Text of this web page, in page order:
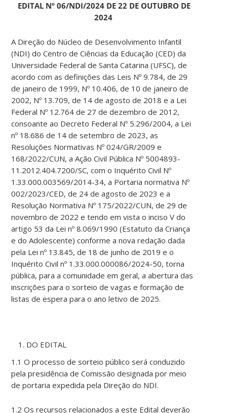
EDITAL Nº 06/NDI/2024 DE 22 DE OUTUBRO DE
2024
A Direção do Núcleo de Desenvolvimento Infantil
(NDI) do Centro de Ciências da Educação (CED) da
Universidade Federal de Santa Catarina (UFSC), de
acordo com as definições das Leis Nº 9.784, de 29
de janeiro de 1999, Nº 10.406, de 10 de janeiro de
2002, Nº 13.709, de 14 de agosto de 2018 e a Lei
Federal Nº 12.764 de 27 de dezembro de 2012,
consoante ao Decreto Federal Nº 5.296/2004, a Lei
nº 18.686 de 14 de setembro de 2023, as
Resoluções Normativas Nº 024/GR/2009 e
168/2022/CUN, a Ação Civil Pública Nº 5004893-
11.2012.404.7200/SC, com o Inquérito Civil Nº
1.33.000.003569/2014-34, a Portaria normativa Nº
002/2023/CED, de 24 de agosto de 2023 e a
Resolução Normativa Nº 175/2022/CUN, de 29 de
novembro de 2022 e tendo em vista o inciso V do
artigo 53 da Lei nº 8.069/1990 (Estatuto da Criança
e do Adolescente) conforme a nova redação dada
pela Lei nº 13.845, de 18 de junho de 2019 e o
Inquérito Civil nº 1.33.000.000086/2024-50, torna
pública, para a comunidade em geral, a abertura das
inscrições para o sorteio de vagas e formação de
listas de espera para o ano letivo de 2025.
DO EDITAL
1.1 O processo de sorteio público será conduzido
pela presidência de Comissão designada por meio
de portaria expedida pela Direção do NDI.
1.2 Os recursos relacionados a este Edital deverão